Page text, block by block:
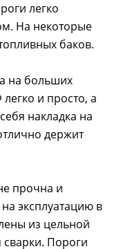
легко
На некоторые
баков.
на больших
и просто, а
накладка на
держит
прочна и
эксплуатацию в
из цельной
Пороги